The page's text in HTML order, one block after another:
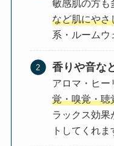
敏感肌の方も
など肌にやさ
系・ルームウ
香りや音な
アロマ・ヒー
覚・嗅覚・聴
ラックス効果
トしてくれま